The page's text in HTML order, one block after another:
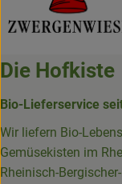
Die Hofkiste
Bio-Lieferservice
Wir liefern Bio-
Gemüsekisten im
Rheinisch-